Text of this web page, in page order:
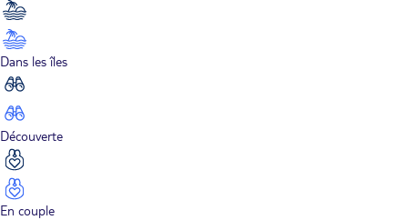
Dans les îles
Découverte
En couple